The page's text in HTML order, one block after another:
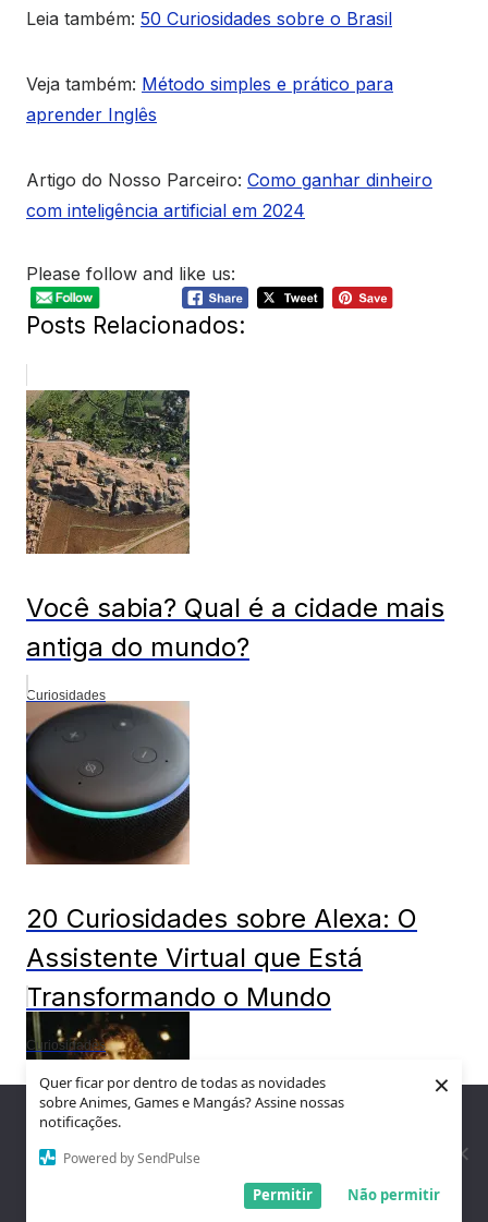
Quer ficar por dentro de todas as novidades
sobre Animes, Games e Mangás? Assine nossas
notificações.
Powered by SendPulse
Não permitir
Permitir
×
Leia também: 50 Curiosidades sobre o Brasil
Veja também: Método simples e prático para
aprender Inglês
Artigo do Nosso Parceiro: Como ganhar dinheiro
com inteligência artificial em 2024
Please follow and like us:
Posts Relacionados:
Você sabia? Qual é a cidade mais
antiga do mundo?
Curiosidades
20 Curiosidades sobre Alexa: O
Assistente Virtual que Está
Transformando o Mundo
Curiosidades
Nós utilizamos cookies para garantir que você tenha a melhor
experiência em nosso site. Se você continua a usar este site,
assumimos que você está satisfeito.
Entendi!